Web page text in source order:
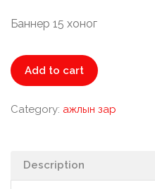
Баннер 15 хоног
Баннер
quantity
Add to cart
Category: ажлын зар
Description